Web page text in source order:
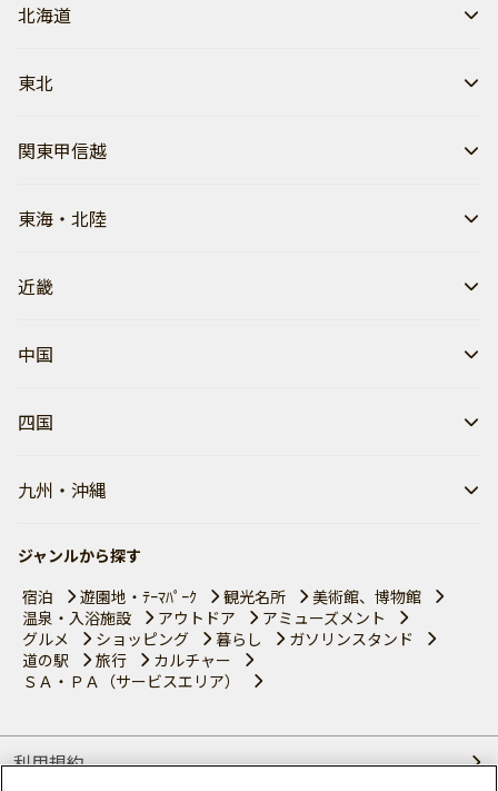
北海道
東北
関東甲信越
東海・北陸
近畿
中国
四国
九州・沖縄
ジャンルから探す
宿泊
遊園地・ﾃｰﾏﾊﾟｰｸ 観光名所
美術館、博物館
温泉・入浴施設
アウトドア
アミューズメント
グルメ
ショッピング 暮らし
ガソリンスタンド
道の駅
旅行
カルチャー
ＳＡ・ＰＡ（サービスエリア）
利用規約